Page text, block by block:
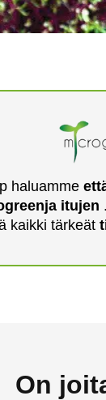
haluamme
itujen
kaikki tärkeät
On